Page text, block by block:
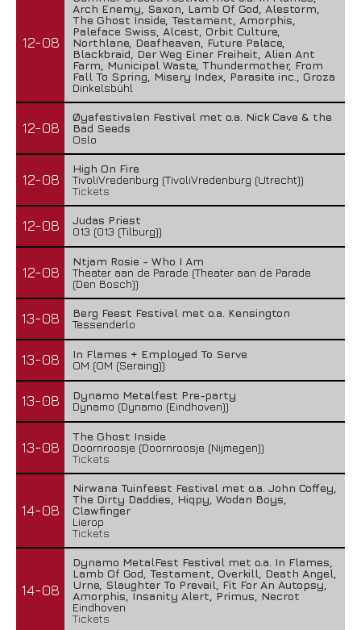
12-08
Arch Enemy, Saxon, Lamb Of God, Alestorm,
The Ghost Inside, Testament, Amorphis,
Paleface Swiss, Alcest, Orbit Culture,
Northlane, Deafheaven, Future Palace,
Blackbraid, Der Weg Einer Freiheit, Alien Ant
Farm, Municipal Waste, Thundermother, From
Fall To Spring, Misery Index, Parasite inc., Groza
Dinkelsbühl
12-08
Øyafestivalen Festival met o.a. Nick Cave & the
Bad Seeds
Oslo
12-08
High On Fire
TivoliVredenburg (TivoliVredenburg (Utrecht))
Tickets
12-08
Judas Priest
013 (013 (Tilburg))
12-08
Ntjam Rosie - Who I Am
Theater aan de Parade (Theater aan de Parade
(Den Bosch))
13-08
Berg Feest Festival met o.a. Kensington
Tessenderlo
13-08
In Flames + Employed To Serve
OM (OM (Seraing))
13-08
Dynamo Metalfest Pre-party
Dynamo (Dynamo (Eindhoven))
13-08
The Ghost Inside
Doornroosje (Doornroosje (Nijmegen))
Tickets
14-08
Nirwana Tuinfeest Festival met o.a. John Coffey,
The Dirty Daddies, Hiqpy, Wodan Boys,
Clawfinger
Lierop
Tickets
14-08
Dynamo MetalFest Festival met o.a. In Flames,
Lamb Of God, Testament, Overkill, Death Angel,
Urne, Slaughter To Prevail, Fit For An Autopsy,
Amorphis, Insanity Alert, Primus, Necrot
Eindhoven
Tickets